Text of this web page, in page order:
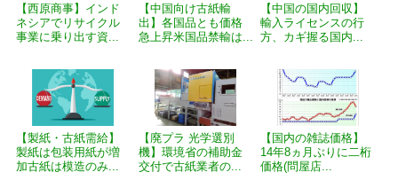
【西原商事】インド
ネシアでリサイクル
事業に乗り出す資...
【中国向け古紙輸
出】各国品とも価格
急上昇米国品禁輸は...
【中国の国内回収】
輸入ライセンスの行
方、カギ握る国内...
【製紙・古紙需給】
製紙は包装用紙が増
加古紙は模造のみ...
【廃プラ 光学選別
機】環境省の補助金
交付で古紙業者の...
【国内の雑誌価格】
14年8ヵ月ぶりに二桁
価格(問屋店...